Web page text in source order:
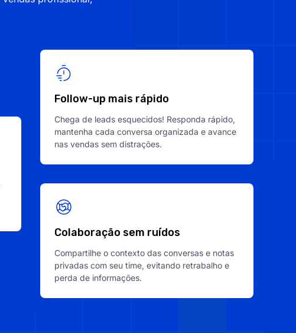
Follow-up mais rápido
Chega de leads esquecidos! Responda rápido,
mantenha cada conversa organizada e avance
nas vendas sem distrações.
Colaboração sem ruídos
Compartilhe o contexto das conversas e notas
privadas com seu time, evitando retrabalho e
perda de informações.